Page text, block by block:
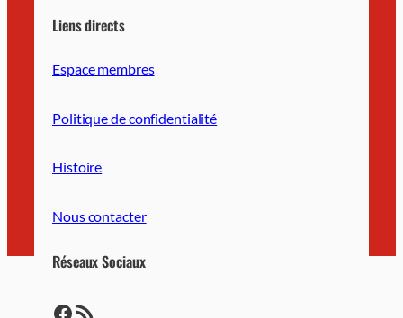
Liens directs
Espace membres
Politique de confidentialité
Histoire
Nous contacter
Réseaux Sociaux
https://www.facebook.com/LausanneUSL/ https://lausanne-usl.ch/feed/